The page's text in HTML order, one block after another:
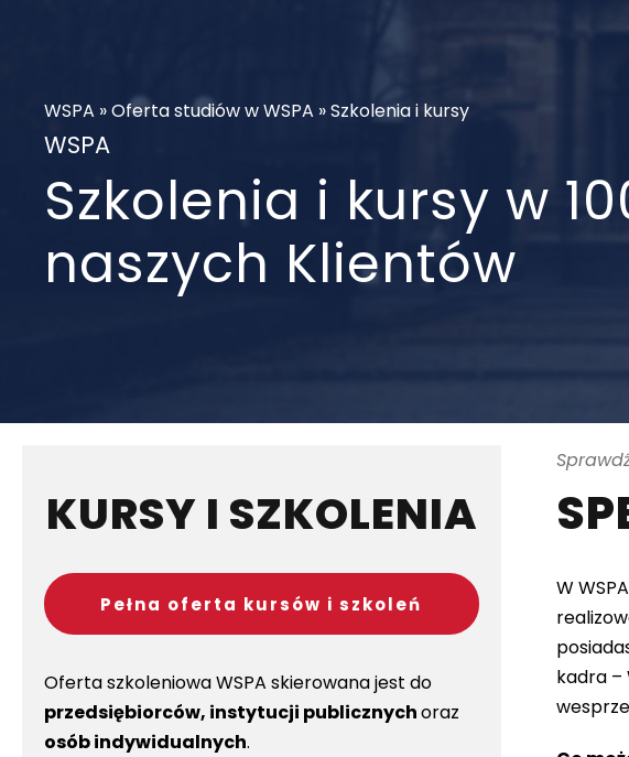
WSPA »Oferta studiów w WSPA »Szkolenia i kursy
WSPA
Szkolenia i kursy w
naszych Klientów
KURSY I SZKOLENIA
Pełna oferta kursów i szkoleń
Oferta szkoleniowa WSPA skierowana jest do
przedsiębiorców, instytucji publicznychoraz
osób indywidualnych.
W
kadra –